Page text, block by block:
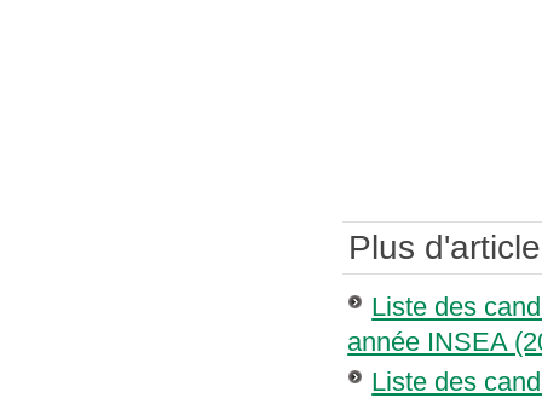
Plus
Liste des
année INSEA
Liste des